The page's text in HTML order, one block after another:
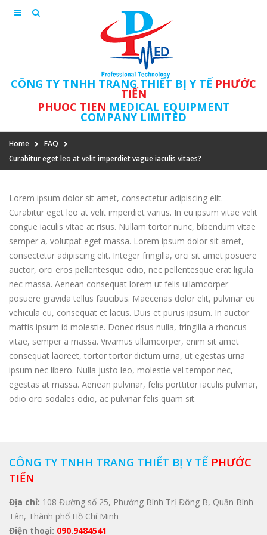
CÔNG TY TNHH TRANG THIẾT BỊ Y TẾ PHƯỚC
TIẾN
PHUOC TIEN MEDICAL EQUIPMENT
COMPANY LIMITED
Home
FAQ
Curabitur eget leo at velit imperdiet vague iaculis vitaes?
Lorem ipsum dolor sit amet, consectetur adipiscing elit.
Curabitur eget leo at velit imperdiet varius. In eu ipsum vitae velit
congue iaculis vitae at risus. Nullam tortor nunc, bibendum vitae
semper a, volutpat eget massa. Lorem ipsum dolor sit amet,
consectetur adipiscing elit. Integer fringilla, orci sit amet posuere
auctor, orci eros pellentesque odio, nec pellentesque erat ligula
nec massa. Aenean consequat lorem ut felis ullamcorper
posuere gravida tellus faucibus. Maecenas dolor elit, pulvinar eu
vehicula eu, consequat et lacus. Duis et purus ipsum. In auctor
mattis ipsum id molestie. Donec risus nulla, fringilla a rhoncus
vitae, semper a massa. Vivamus ullamcorper, enim sit amet
consequat laoreet, tortor tortor dictum urna, ut egestas urna
ipsum nec libero. Nulla justo leo, molestie vel tempor nec,
egestas at massa. Aenean pulvinar, felis porttitor iaculis pulvinar,
odio orci sodales odio, ac pulvinar felis quam sit.
CÔNG TY TNHH TRANG THIẾT BỊ Y TẾ PHƯỚC
TIẾN
Địa chỉ: 108 Đường số 25, Phường Bình Trị Đông B, Quận Bình
Tân, Thành phố Hồ Chí Minh
Điện thoại: 090.9484541